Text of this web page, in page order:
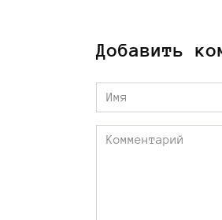
Добавить
Имя
*
Комментарий